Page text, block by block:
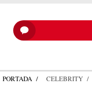
PORTADA CELEBRITY